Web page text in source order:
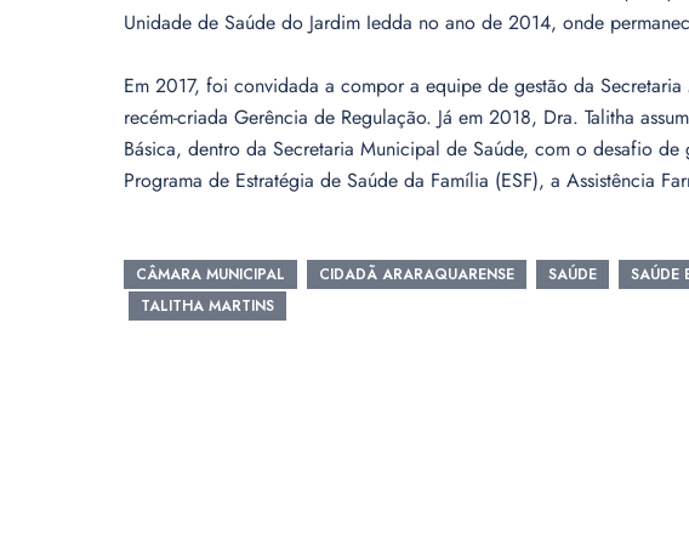
Unidade de Saúde do Jardim Iedda no ano de 2014, onde
Em 2017, foi convidada a compor a equipe de gestão da
recém-criada Gerência de Regulação. Já em 2018, Dra. Talitha
Básica, dentro da Secretaria Municipal de Saúde, com o desafio de
Programa de Estratégia de Saúde da Família (ESF), a Assistência
CÂMARA MUNICIPAL CIDADÃ ARARAQUARENSE SAÚDE SAÚDE
TALITHA MARTINS